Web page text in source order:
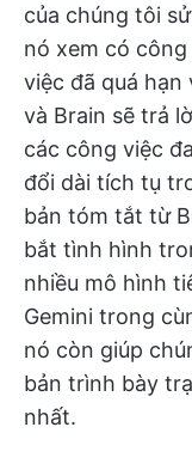
của chúng tôi
nó xem có
việc đã quá hạn
và Brain sẽ trả
các công việc
đổi dài tích tụ
bản tóm tắt từ
bắt tình hình
nhiều mô hình
Gemini trong
nó còn giúp
bản trình bày
nhất.